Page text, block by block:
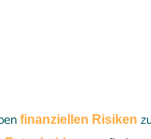
finanziellen Risiken